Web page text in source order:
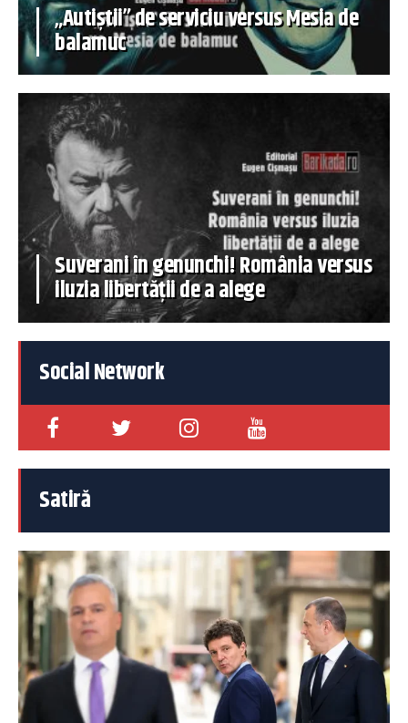
„Autiștii” de serviciu versus Mesia de
balamuc
Suverani în genunchi! România versus
iluzia libertății de a alege
Social Network
Satiră